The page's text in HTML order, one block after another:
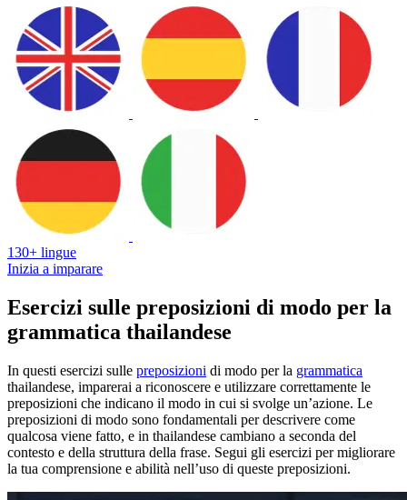
130+ lingue
Inizia a imparare
Esercizi sulle preposizioni di modo per la
grammatica thailandese
In questi esercizi sulle preposizioni di modo per la grammatica
thailandese, imparerai a riconoscere e utilizzare correttamente le
preposizioni che indicano il modo in cui si svolge un’azione. Le
preposizioni di modo sono fondamentali per descrivere come
qualcosa viene fatto, e in thailandese cambiano a seconda del
contesto e della struttura della frase. Segui gli esercizi per migliorare
la tua comprensione e abilità nell’uso di queste preposizioni.